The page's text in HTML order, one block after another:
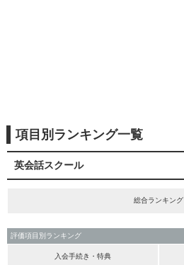
項目別ランキング一覧
英会話スクール
総合ランキング
評価項目別ランキング
入会手続き・特典